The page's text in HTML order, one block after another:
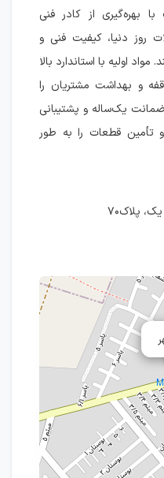
بهره‌گیری از کادر فنی
روز دنیا، کیفیت فنی و
اولیه با استاندارد بالا
و بهداشت مشتریان را
یک‌ساله و پشتیبانی
قطعات را به طور
پلاک۷۰